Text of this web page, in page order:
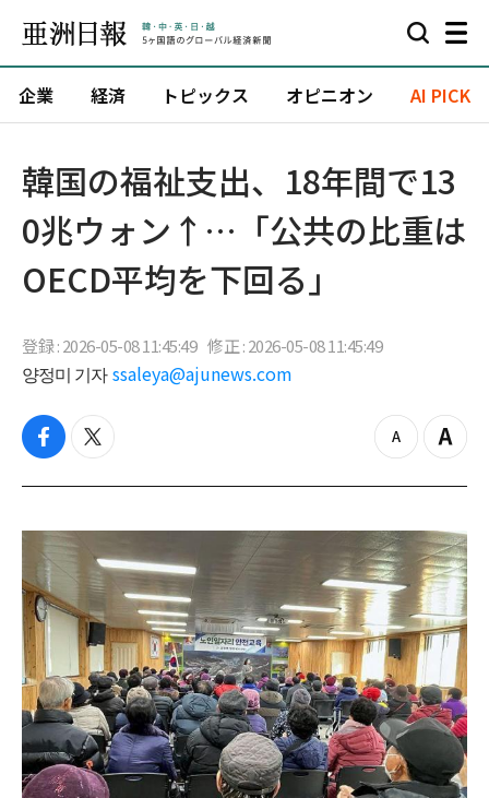
企業 経済 トピックス オピニオン AI PICK
韓国の福祉支出、18年間で13
0兆ウォン↑…「公共の比重は
OECD平均を下回る」
登録 : 2026-05-08 11:45:49 修正 : 2026-05-08 11:45:49
양정미 기자 ssaleya@ajunews.com
f
c
b
o
o
k
t
i
t
r
z
o
o
u
t
Z
o
i
n